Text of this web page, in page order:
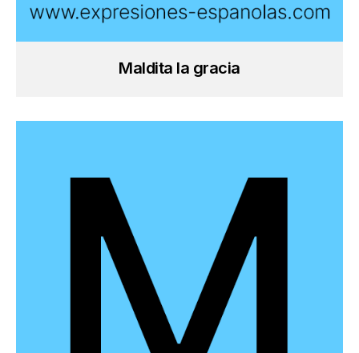
Maldita la gracia